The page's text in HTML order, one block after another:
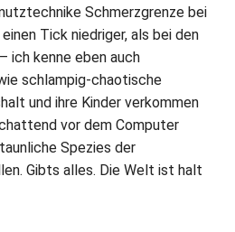
Schmerzgrenze bei
Tick niedriger, als bei den
ich kenne eben auch
schlampig-chaotische
und ihre Kinder verkommen
vor dem Computer
Spezies der
Gibts alles. Die Welt ist halt